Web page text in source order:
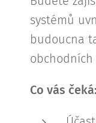
systémů
budoucna
obchodních
Co vás čeká: